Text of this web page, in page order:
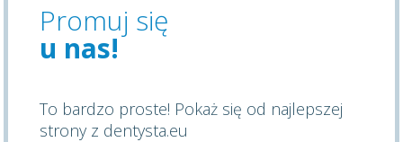
Promuj się
u nas!
To bardzo proste! Pokaż się od najlepszej
strony z dentysta.eu